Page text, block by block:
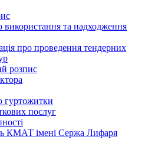
використання та надходження
про проведення тендерних
розпис
гуртожитки
послуг
КМАТ імені Сержа Лифаря